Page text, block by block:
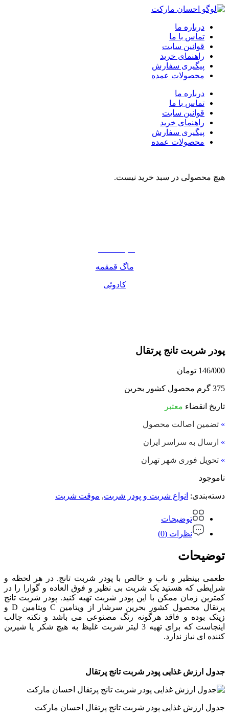
درباره ما
تماس با ما
قوانین سایت
راهنمای خرید
پیگیری سفارش
محصولات عمده
درباره ما
تماس با ما
قوانین سایت
راهنمای خرید
پیگیری سفارش
محصولات عمده
هیچ محصولی در سبد خرید نیست.
ماگ قمقمه
کادوئی
پودر شربت تانج پرتقال
146/000 تومان
375 گرم محصول کشور بحرین
تاریخ انقضاء معتبر
» تضمین اصالت محصول
» ارسال به سراسر ایران
» تحویل فوری شهر تهران
ناموجود
دسته‌بندی: انواع شربت و پودر شربت, موقت شربت
توضیحات
نظرات (0)
توضیحات
طعمی بینظیر و ناب و خالص با پودر شربت تانج. در هر لحظه و
شرایطی که هستید یک شربت بی نظیر و فوق العاده و گوارا را در
کمترین زمان ممکن با این پودر شربت تهیه کنید. پودر شربت تانج
پرتقال محصول کشور بحرین سرشار از ویتامین C ویتامین D و
زینک بوده و فاقد هرگونه رنگ مصنوعی می باشد و نکته جالب
اینجاست که برای تهیه 3 لیتر شربت غلیظ به هیچ شکر یا شیرین
کننده ای نیاز ندارد.
جدول ارزش غذایی پودر شربت تانج پرتقال
جدول ارزش غذایی پودر شربت تانج پرتقال احسان مارکت